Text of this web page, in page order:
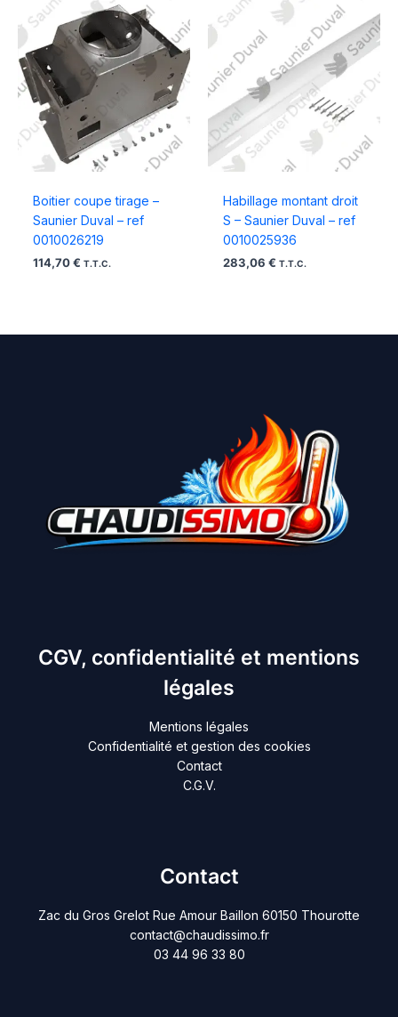
Boitier coupe tirage –
Saunier Duval – ref
0010026219
114,70 € T.T.C.
Habillage montant droit
S – Saunier Duval – ref
0010025936
283,06 € T.T.C.
CGV, confidentialité et mentions
légales
Mentions légales
Confidentialité et gestion des cookies
Contact
C.G.V.
Contact
Zac du Gros Grelot Rue Amour Baillon 60150 Thourotte
contact@chaudissimo.fr
03 44 96 33 80